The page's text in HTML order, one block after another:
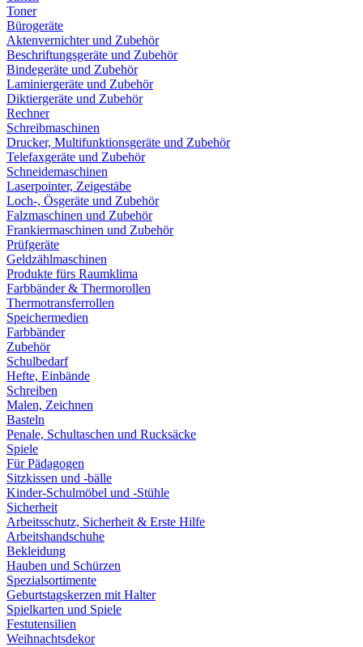
Toner
Bürogeräte
Aktenvernichter und Zubehör
Beschriftungsgeräte und Zubehör
Bindegeräte und Zubehör
Laminiergeräte und Zubehör
Diktiergeräte und Zubehör
Rechner
Schreibmaschinen
Drucker, Multifunktionsgeräte und Zubehör
Telefaxgeräte und Zubehör
Schneidemaschinen
Laserpointer, Zeigestäbe
Loch-, Ösgeräte und Zubehör
Falzmaschinen und Zubehör
Frankiermaschinen und Zubehör
Prüfgeräte
Geldzählmaschinen
Produkte fürs Raumklima
Farbbänder & Thermorollen
Thermotransferrollen
Speichermedien
Farbbänder
Zubehör
Schulbedarf
Hefte, Einbände
Schreiben
Malen, Zeichnen
Basteln
Penale, Schultaschen und Rucksäcke
Spiele
Für Pädagogen
Sitzkissen und -bälle
Kinder-Schulmöbel und -Stühle
Sicherheit
Arbeitsschutz, Sicherheit & Erste Hilfe
Arbeitshandschuhe
Bekleidung
Hauben und Schürzen
Spezialsortimente
Geburtstagskerzen mit Halter
Spielkarten und Spiele
Festutensilien
Weihnachtsdekor